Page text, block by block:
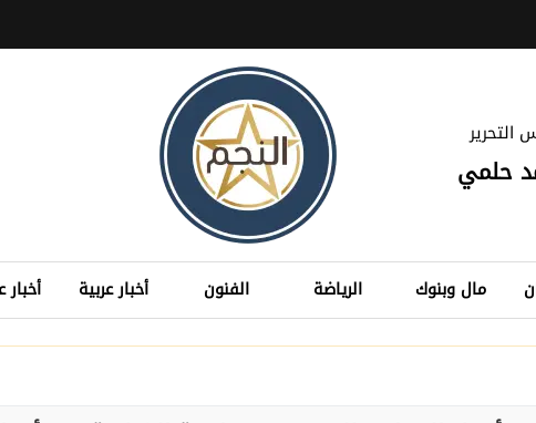
التحرير
حلمي
مال وبنوك الرياضة الفنون أخبار عربية